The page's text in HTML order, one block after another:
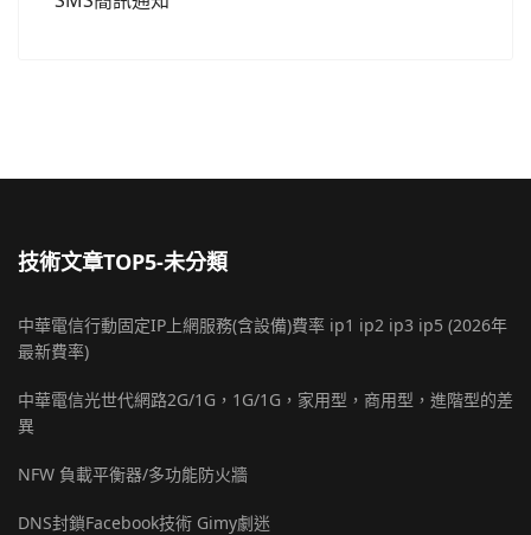
技術文章TOP5-未分類
中華電信行動固定IP上網服務(含設備)費率 ip1 ip2 ip3 ip5 (2026年
最新費率)
中華電信光世代網路2G/1G，1G/1G，家用型，商用型，進階型的差
異
NFW 負載平衡器/多功能防火牆
DNS封鎖Facebook技術 Gimy劇迷